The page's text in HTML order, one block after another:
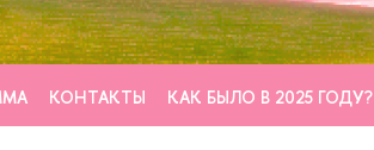
КОНТАКТЫ КАК БЫЛО В 2025 ГОДУ?